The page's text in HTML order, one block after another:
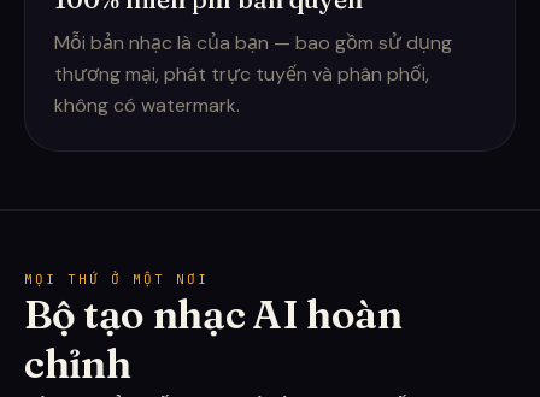
Mỗi bản nhạc là của bạn — bao gồm sử dụng
thương mại, phát trực tuyến và phân phối,
không có watermark.
MỌI THỨ Ở MỘT NƠI
Bộ tạo nhạc AI hoàn
chỉnh